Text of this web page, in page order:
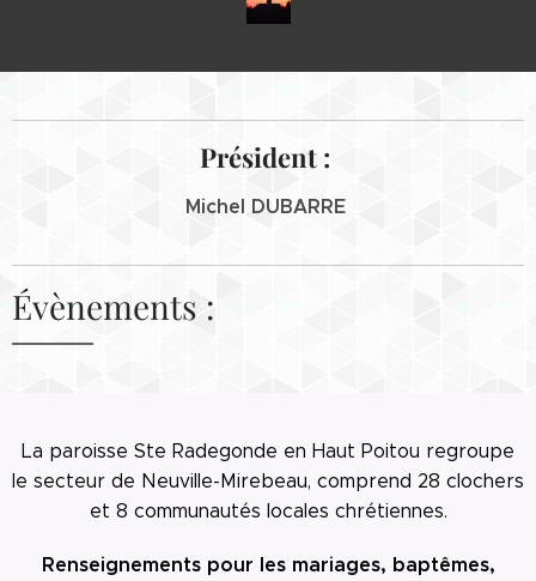
Président :
Michel DUBARRE
Évènements :
La paroisse Ste Radegonde en Haut Poitou regroupe
le secteur de Neuville-Mirebeau, comprend 28 clochers
et 8 communautés locales chrétiennes.
Renseignements pour les mariages, baptêmes,